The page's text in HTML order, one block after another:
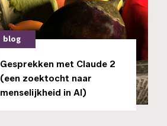
blog
Gesprekken met Claude 2
(een zoektocht naar
menselijkheid in AI)